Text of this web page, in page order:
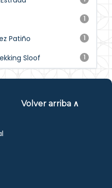
1
1
Patiño
1
Sloof
Volver arriba ∧